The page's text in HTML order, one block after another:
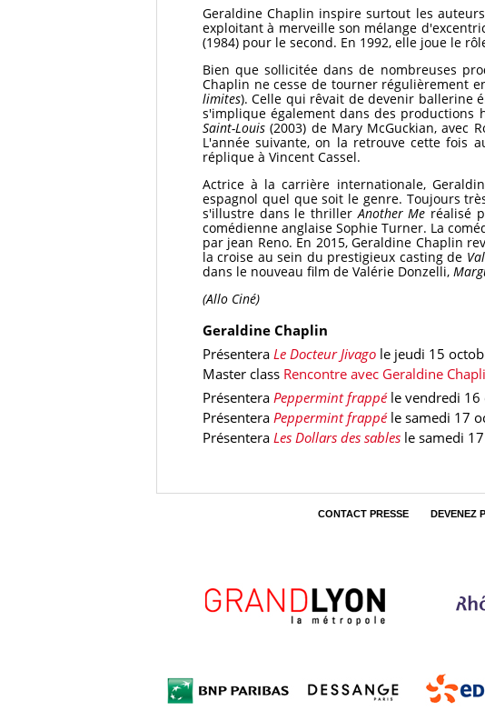
Geraldine Chaplin inspire surtout les
exploitant à merveille son mélange
(1984) pour le second. En 1992, elle joue le
Bien que sollicitée dans de nombreuses
Chaplin ne cesse de tourner régulièrement
limites). Celle qui rêvait de devenir ballerine
s'implique également dans des productions
Saint-Louis (2003) de Mary McGuckian, avec
L'année suivante, on la retrouve cette fois
réplique à Vincent Cassel.
Actrice à la carrière internationale,
espagnol quel que soit le genre. Toujours
s'illustre dans le thrillerAnother Me réalisé
comédienne anglaise Sophie Turner. La
par jean Reno. En 2015, Geraldine Chaplin
la croise au sein du prestigieux casting de
dans le nouveau film de Valérie Donzelli,
(Allo Ciné)
Geraldine Chaplin
Présentera Le Docteur Jivago le jeudi 15
Master class Rencontre avec Geraldine
Présentera Peppermint frappé le vendredi 16
Présentera Peppermint frappé le samedi 17
Présentera Les Dollars des sables le samedi
CONTACT PRESSE DEVENEZ